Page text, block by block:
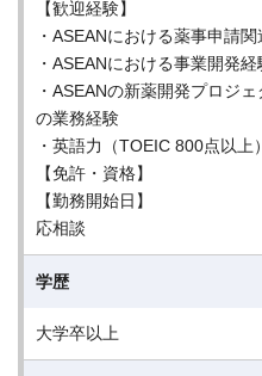
【歓迎経験】
・ASEANにおける薬事申請
・ASEANにおける事業開発経
・ASEANの新薬開発プロジ
の業務経験
・英語力（TOEIC 800点以上）
【免許・資格】
【勤務開始日】
応相談
学歴
大学卒以上